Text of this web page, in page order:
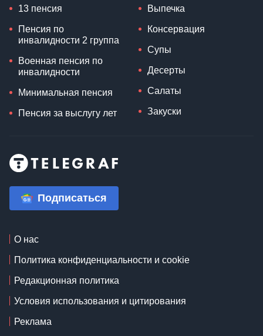
13 пенсия
Пенсия по
инвалидности 2 группа
Военная пенсия по
инвалидности
Минимальная пенсия
Пенсия за выслугу лет
Выпечка
Консервация
Супы
Десерты
Салаты
Закуски
Подписаться
О нас
Политика конфиденциальности и cookie
Редакционная политика
Условия использования и цитирования
Реклама